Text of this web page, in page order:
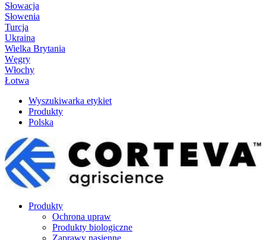
Słowacja
Słowenia
Turcja
Ukraina
Wielka Brytania
Węgry
Włochy
Łotwa
Wyszukiwarka etykiet
Produkty
Polska
Produkty
Ochrona upraw
Produkty biologiczne
Zaprawy nasienne